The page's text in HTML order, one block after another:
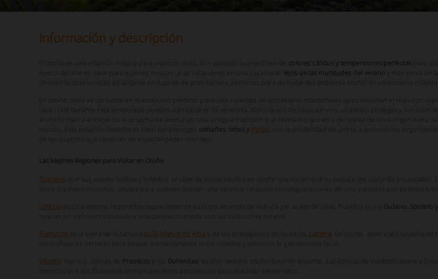
Información y descripción
El otoño es una estación mágica para explorar Italia, con paisajes que se tiñen de colores cálidos y temperaturas perfectas para
época del año es ideal para quienes buscan unas vacaciones en una casa rural, lejos de las multitudes del verano y más cerca de
ofrecen la oportunidad de alojarse en lugares de gran belleza, perfectos para disfrutar del ambiente otoñal en un entorno
En otoño, Italia se convierte en el escenario perfecto para una variedad de actividades estacionales que combinan el relax con
casa rural durante esta temporada pueden participar en la vendimia, disfrutando de catas de vino, visitando bodegas y
el otoño marca el inicio de la cosecha de aceitunas: una antigua tradición que revela los secretos del aceite de oliva virgen extra
mundo. Esta estación también es ideal para recoger castañas, setas y trufas , con la posibilidad de unirse a excursiones
de los pueblos que celebran las especialidades otoñales.
Las Mejores Regiones para Visitar en Otoño
Toscana , con sus suaves colinas y viñedos, se viste de tonos cálidos en otoño que hacen que su paisaje sea aún más encantador.
entre los más conocidos, ideales para quienes buscan una estancia relajante con degustaciones de vino y paseos por pueblos
Umbría es otro destino imperdible, especialmente para los amantes de la trufa y el aceite de oliva. Pueblos como Gubbio, Spoleto
buscan un ambiente tranquilo y una conexión directa con las tradiciones rurales.
Piamonte es la tierra de la famosa trufa blanca de Alba y de los prestigiosos vinos de las Langhe. En otoño, atrae a aficionados de
montañoso es perfecto para pasear tranquilamente entre viñedos y saborear la gastronomía local.
Véneto , con sus colinas de Prosecco y los Dolomitas , es otro destino otoñal lleno de encanto. Las colinas de Valdobbiadene y
mientras que los Dolomitas ofrecen senderos pintorescos para practicar senderismo.